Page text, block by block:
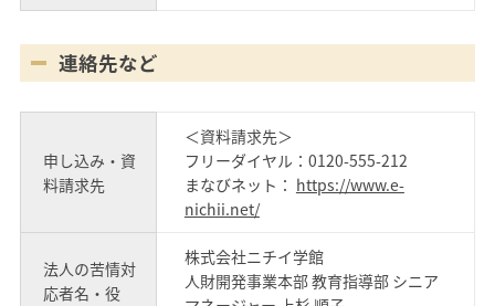
連絡先など
申し込み・資
料請求先
＜資料請求先＞
フリーダイヤル：0120-555-212
まなびネット： https://www.e-
nichii.net/
法人の苦情対
応者名・役
株式会社ニチイ学館
人財開発事業本部 教育指導部 シニア